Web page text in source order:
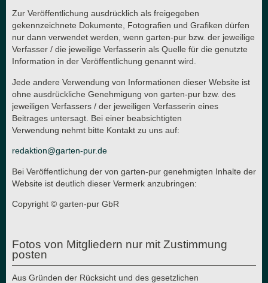
Zur Veröffentlichung ausdrücklich als freigegeben
gekennzeichnete Dokumente, Fotografien und Grafiken dürfen
nur dann verwendet werden, wenn garten-pur bzw. der jeweilige
Verfasser / die jeweilige Verfasserin als Quelle für die genutzte
Information in der Veröffentlichung genannt wird.
Jede andere Verwendung von Informationen dieser Website ist
ohne ausdrückliche Genehmigung von garten-pur bzw. des
jeweiligen Verfassers / der jeweiligen Verfasserin eines
Beitrages untersagt. Bei einer beabsichtigten
Verwendung nehmt bitte Kontakt zu uns auf:
redaktion@garten-pur.de
Bei Veröffentlichung der von garten-pur genehmigten Inhalte der
Website ist deutlich dieser Vermerk anzubringen:
Copyright © garten-pur GbR
Fotos von Mitgliedern nur mit Zustimmung
posten
Aus Gründen der Rücksicht und des gesetzlichen